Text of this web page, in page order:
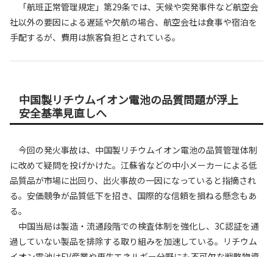
「航班正常管理規定」第29条では、天候や突発事件など航空会
社以外の要因による遅延や欠航の場合、航空会社は食事や宿泊を
手配するが、費用は旅客負担とされている。
中国製リチウムイオン電池の品質問題が浮上
安全基準見直しへ
今回の発火事故は、中国製リチウムイオン電池の品質管理体制
に改めて疑問を投げかけた。江蘇省などの中小メーカーによる低
品質品が市場に出回り、出火事故の一因になっていると指摘され
る。安価競争が品質低下を招き、国際的な信頼を損ねる懸念もあ
る。
中国当局は製造・流通段階での検査体制を強化し、3C認証を通
過していない製品を排除する取り組みを加速している。リチウム